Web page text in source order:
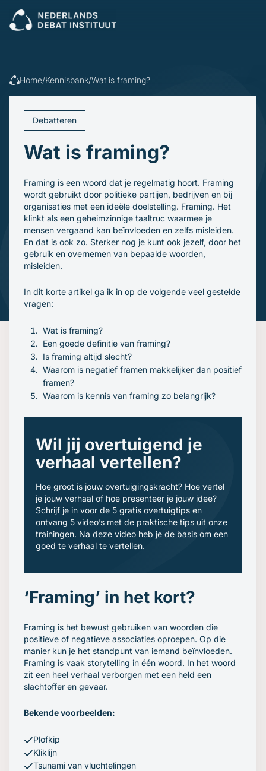
Open cursus
Incompany
Politiek
Dagvoorzitters
Debatleiders
Dagvoorzitters
Gespreksleiders
Voor wie
Overheid
Bedrijfsleven
Beroepsopleiders
Brancheverenigingen
Ondernemingsraden
Kennisbank
Blogs en video's
Boeken
Downloads
Over ons
Ons verhaal
Inschrijven
Gratis oefenavonden
Home/Kennisbank/Wat is framing?
Debatteren
Wat is framing?
Framing is een woord dat je regelmatig hoort. Framing
wordt gebruikt door politieke partijen, bedrijven en bij
organisaties met een ideële doelstelling. Framing. Het
klinkt als een geheimzinnige taaltruc waarmee je
mensen vergaand kan beïnvloeden en zelfs misleiden.
En dat is ook zo. Sterker nog je kunt ook jezelf, door het
gebruik en overnemen van bepaalde woorden,
misleiden.
In dit korte artikel ga ik in op de volgende veel gestelde
vragen:
Wat is framing?
Een goede definitie van framing?
Is framing altijd slecht?
Waarom is negatief framen makkelijker dan positief
framen?
Waarom is kennis van framing zo belangrijk?
Wil jij overtuigend je
verhaal vertellen?
Hoe groot is jouw overtuigingskracht? Hoe vertel
je jouw verhaal of hoe presenteer je jouw idee?
Schrijf je in voor de 5 gratis overtuigtips en
ontvang 5 video’s met de praktische tips uit onze
trainingen. Na deze video heb je de basis om een
goed te verhaal te vertellen.
‘Framing’ in het kort?
Framing is het bewust gebruiken van woorden die
positieve of negatieve associaties oproepen. Op die
manier kun je het standpunt van iemand beïnvloeden.
Framing is vaak storytelling in één woord. In het woord
zit een heel verhaal verborgen met een held een
slachtoffer en gevaar.
Bekende voorbeelden:
Plofkip
Kliklijn
Tsunami van vluchtelingen